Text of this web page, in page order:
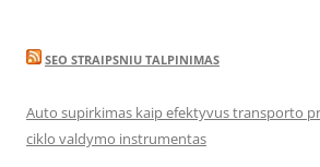
SEO STRAIPSNIU TALPINIMAS
Auto supirkimas kaip efektyvus transporto
ciklo valdymo instrumentas